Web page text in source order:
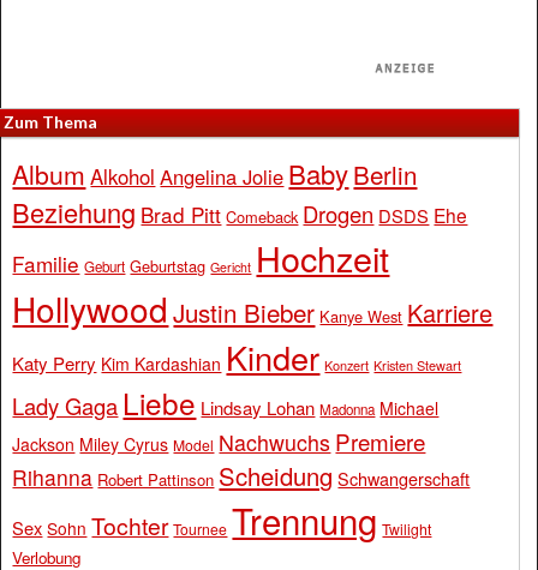
Zum Thema
Album Alkohol Angelina Jolie BabyBerlin
Beziehung Brad Pitt Comeback Drogen DSDS Ehe
Familie Geburt Geburtstag Gericht Hochzeit
Hollywood Justin Bieber Kanye West Karriere
Katy Perry Kim Kardashian Kinder Konzert Kristen Stewart
Lady Gaga Liebe Lindsay Lohan Madonna Michael
Jackson Miley Cyrus Model Nachwuchs Premiere
Rihanna Robert Pattinson Scheidung Schwangerschaft
Sex Sohn Tochter Tournee Trennung Twilight
Verlobung